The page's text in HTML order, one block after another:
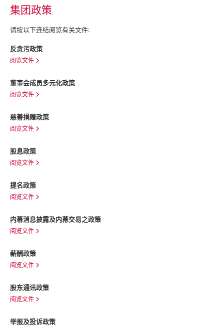
集团政策
请按以下连结阅览有关文件:
反贪污政策
阅览文件
董事会成员多元化政策
阅览文件
慈善捐赠政策
阅览文件
股息政策
阅览文件
提名政策
阅览文件
内幕消息披露及内幕交易之政策
阅览文件
薪酬政策
阅览文件
股东通讯政策
阅览文件
举报及投诉政策